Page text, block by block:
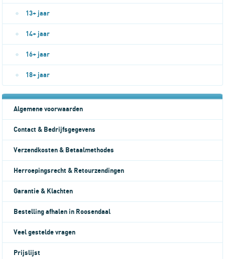
13+ jaar
14+ jaar
16+ jaar
18+ jaar
Algemene voorwaarden
Contact & Bedrijfsgegevens
Verzendkosten & Betaalmethodes
Herroepingsrecht & Retourzendingen
Garantie & Klachten
Bestelling afhalen in Roosendaal
Veel gestelde vragen
Prijslijst